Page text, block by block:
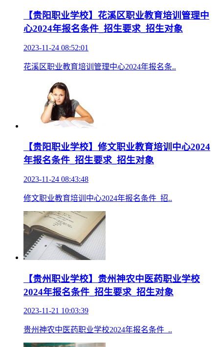
【贵阳职业学校】花溪区职业教育培训管理中
心2024年报名条件_招生要求_招生对象
2023-11-24 08:52:01
花溪区职业教育培训管理中心2024年报名条..
【贵阳职业学校】修文职业教育培训中心2024
年报名条件_招生要求_招生对象
2023-11-24 08:43:48
修文职业教育培训中心2024年报名条件_招..
【贵州职业学校】贵州神农中医药职业学校
2024年报名条件_招生要求_招生对象
2023-11-21 10:03:39
贵州神农中医药职业学校2024年报名条件_..